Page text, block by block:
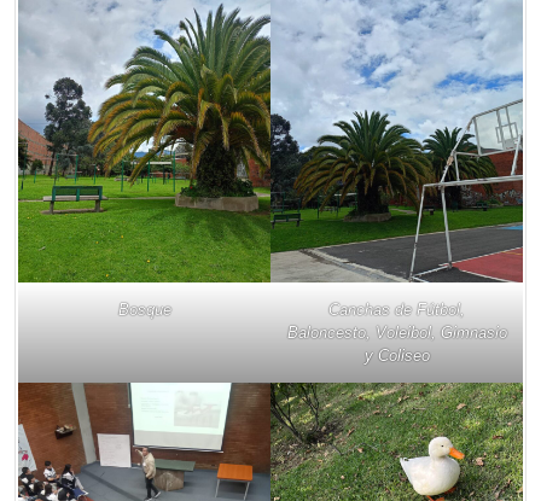
Bosque
Canchas de Fútbol,
Baloncesto, Voleibol, Gimnasio
y Coliseo